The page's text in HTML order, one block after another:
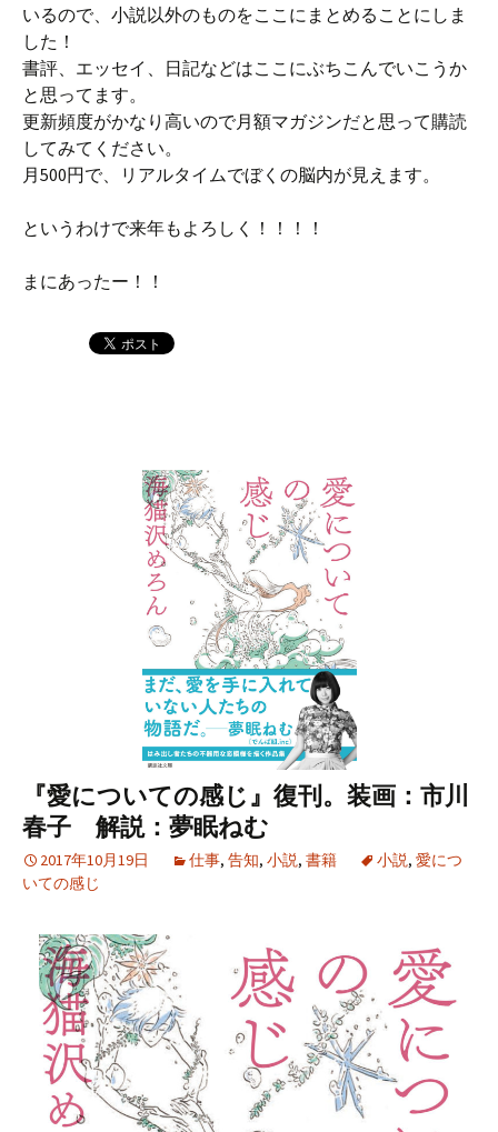
いるので、小説以外のものをここにまとめることにしま
した！
書評、エッセイ、日記などはここにぶちこんでいこうか
と思ってます。
更新頻度がかなり高いので月額マガジンだと思って購読
してみてください。
月500円で、リアルタイムでぼくの脳内が見えます。
というわけで来年もよろしく！！！！
まにあったー！！
『愛についての感じ』復刊。装画：市川
春子 解説：夢眠ねむ
2017年10月19日 仕事, 告知, 小説, 書籍 小説, 愛につ
いての感じ